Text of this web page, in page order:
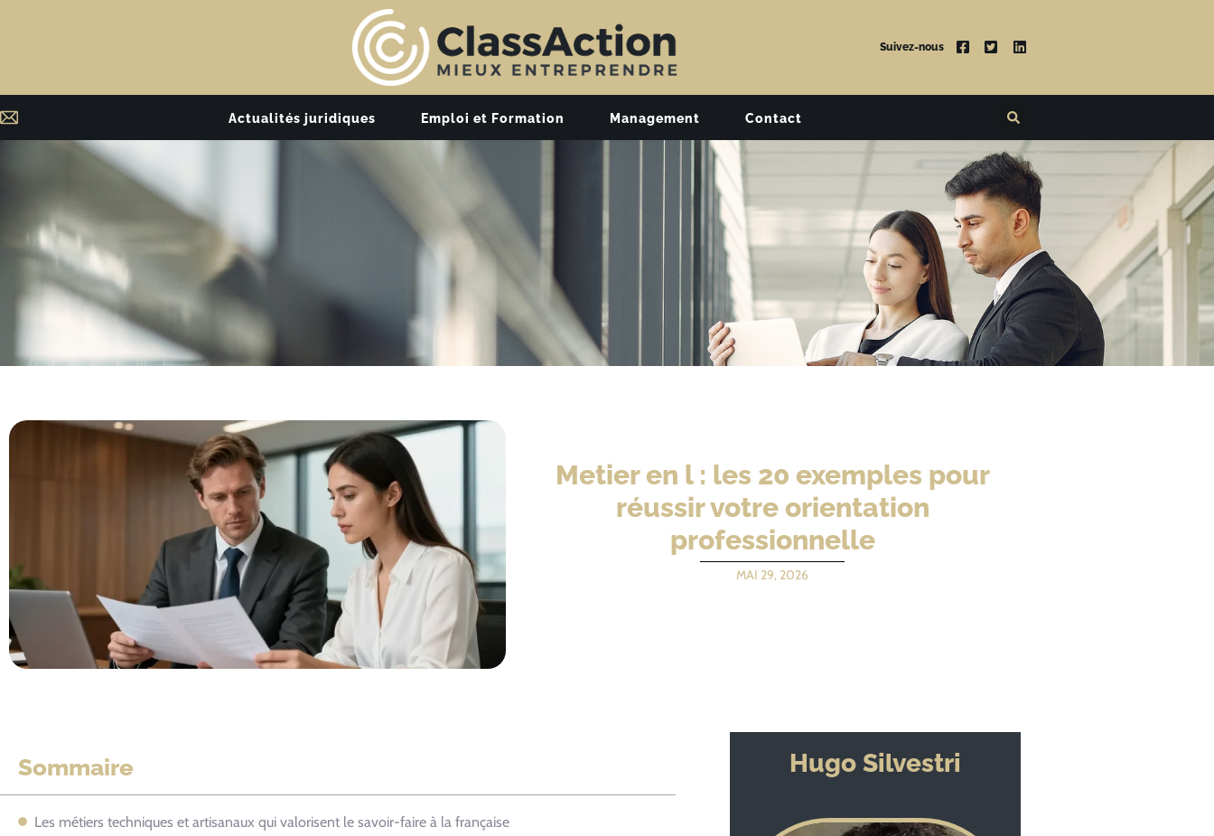
Suivez-nous
Actualités juridiques Emploi et Formation Management Contact
Metier en l : les 20 exemples pour
réussir votre orientation
professionnelle
MAI 29, 2026
Sommaire
Les métiers techniques et artisanaux qui valorisent le savoir-faire à la française
Hugo Silvestri